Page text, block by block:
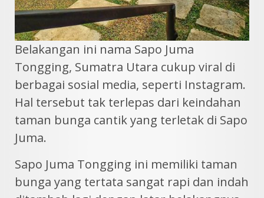
Belakangan ini nama Sapo Juma
Tongging, Sumatra Utara cukup viral di
berbagai sosial media, seperti Instagram.
Hal tersebut tak terlepas dari keindahan
taman bunga cantik yang terletak di Sapo
Juma.
Sapo Juma Tongging ini memiliki taman
bunga yang tertata sangat rapi dan indah